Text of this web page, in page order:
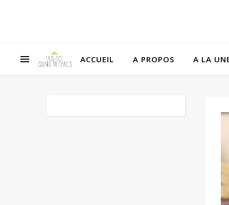
ACCUEIL A PROPOS A LA